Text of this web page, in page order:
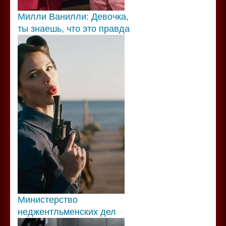
Милли Ванилли: Девочка,
ты знаешь, что это правда
Министерство
неджентльменских дел